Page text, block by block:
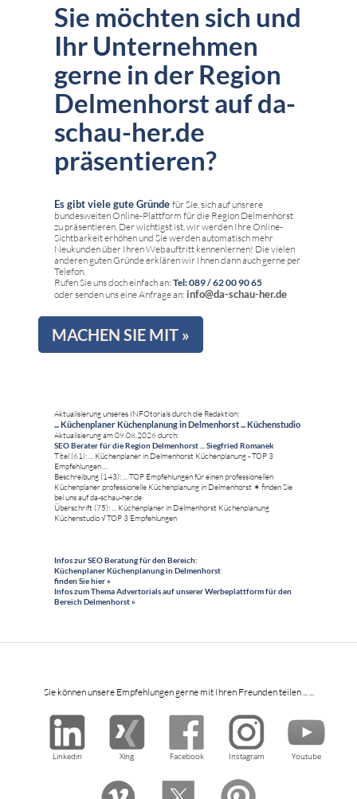
Sie möchten sich und
Ihr Unternehmen
gerne in der Region
Delmenhorst auf da-
schau-her.de
präsentieren?
Es gibt viele gute Gründe für Sie, sich auf unsrere
bundesweiten Online-Plattform für die Region Delmenhorst
zu präsentieren. Der wichtigst ist, wir werden Ihre Online-
Sichtbarkeit erhöhen und Sie werden automatisch mehr
Neukunden über Ihren Webauftritt kennenlernen! Die vielen
anderen guten Gründe erklären wir Ihnen dann auch gerne per
Telefon.
Rufen Sie uns doch einfach an: Tel: 089 / 62 00 90 65
oder senden uns eine Anfrage an: info@da-schau-her.de
MACHEN SIE MIT »
Aktualisierung unseres INFOtorials durch die Redaktion:
... Küchenplaner Küchenplanung in Delmenhorst ... Küchenstudio
Aktualisierung am 09.08.2026 durch:
SEO Berater für die Region Delmenhorst ... Siegfried Romanek
Titel (61): ... Küchenplaner in Delmenhorst Küchenplanung - TOP 3
Empfehlungen ...
Beschreibung (143): ... TOP Empfehlungen für einen professionellen
Küchenplaner professionelle Küchenplanung in Delmenhorst ✶ finden Sie
bei uns auf da-schau-her.de
Überschrift (75): ... Küchenplaner in Delmenhorst Küchenplanung
Küchenstudio √ TOP 3 Empfehlungen
Infos zur SEO Beratung für den Bereich:
Küchenplaner Küchenplanung in Delmenhorst
finden Sie hier »
Infos zum Thema Advertorials auf unserer Werbeplattform für den
Bereich Delmenhorst »
Sie können unsere Empfehlungen gerne mit Ihren Freunden teilen ... ...
Linkedin Xing Facebook Instagram Youtube